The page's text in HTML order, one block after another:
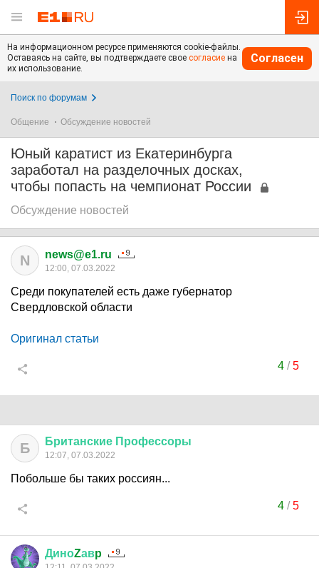
На информационном ресурсе применяются cookie-файлы.
Оставаясь на сайте, вы подтверждаете свое согласие на
их использование.
Согласен
Поиск по форумам
Общение Обсуждение новостей
Юный каратист из Екатеринбурга
заработал на разделочных досках,
чтобы попасть на чемпионат России
Обсуждение новостей
N news@e1.ru
12:00, 07.03.2022
Среди покупателей есть даже губернатор
Свердловской области
Оригинал статьи
4/5
Б Британские Профессоры
12:07, 07.03.2022
Побольше бы таких россиян...
4/5
ДиноZавp